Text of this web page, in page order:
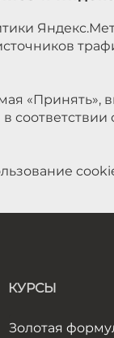
«Принять»,
соответствии
КУРСЫ
Золотая